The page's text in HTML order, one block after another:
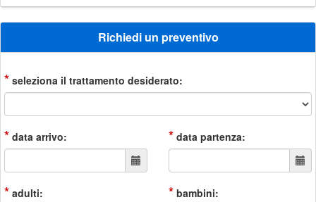
Richiedi un preventivo
* seleziona il trattamento desiderato:
* data arrivo: * data partenza:
* adulti: * bambini: